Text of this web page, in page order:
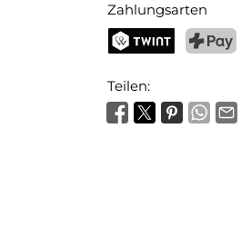
Zahlungsarten
Teilen: